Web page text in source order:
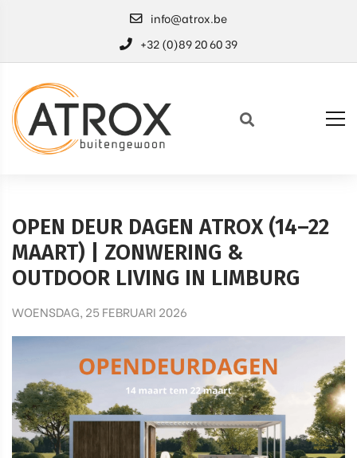
info@atrox.be
+32 (0)89 20 60 39
OPEN DEUR DAGEN ATROX (14–22
MAART) | ZONWERING &
OUTDOOR LIVING IN LIMBURG
WOENSDAG, 25 FEBRUARI 2026